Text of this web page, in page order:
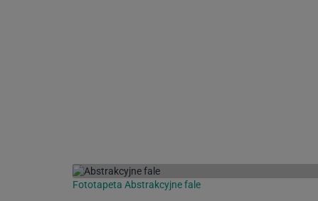
Fototapeta Abstrakcyjne fale